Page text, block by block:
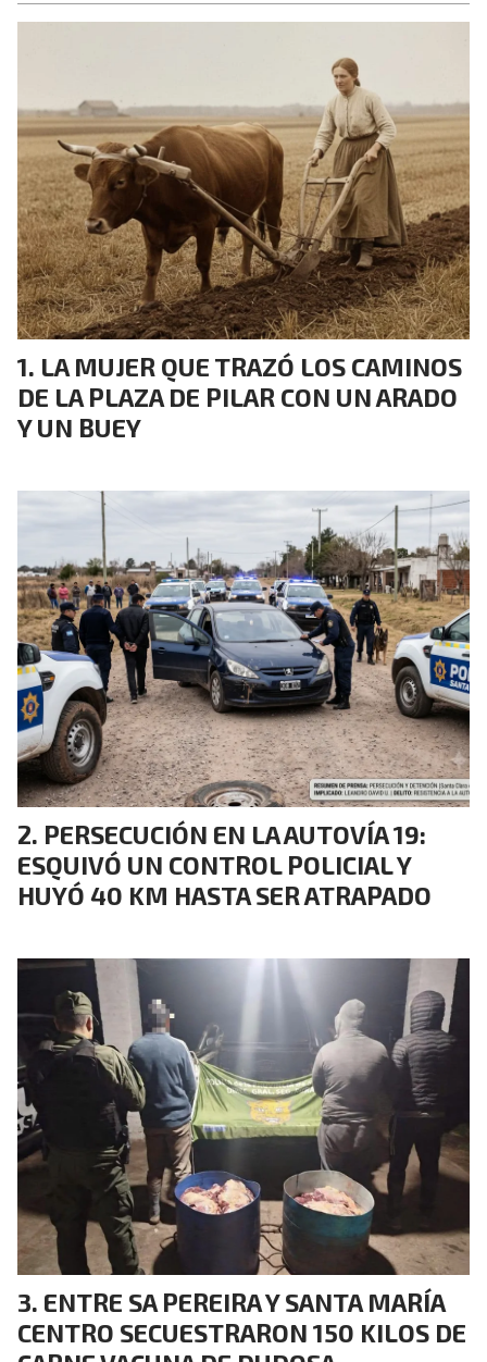
LA MUJER QUE TRAZÓ LOS CAMINOS
DE LA PLAZA DE PILAR CON UN ARADO
Y UN BUEY
PERSECUCIÓN EN LA AUTOVÍA 19:
ESQUIVÓ UN CONTROL POLICIAL Y
HUYÓ 40 KM HASTA SER ATRAPADO
ENTRE SA PEREIRA Y SANTA MARÍA
CENTRO SECUESTRARON 150 KILOS DE